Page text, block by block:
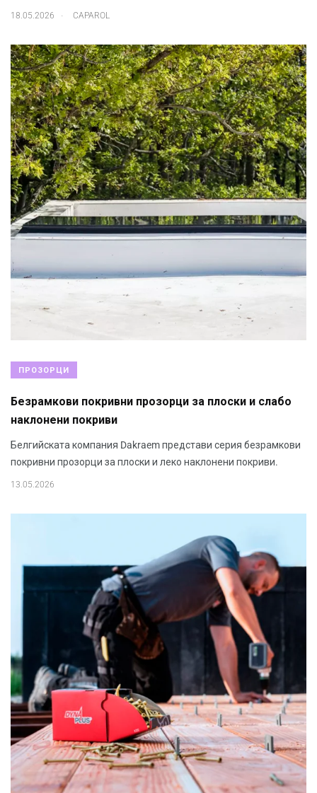
18.05.2026 . CAPAROL
ПРОЗОРЦИ
Безрамкови покривни прозорци за плоски и слабо
наклонени покриви
Белгийската компания Dakraem представи серия безрамкови
покривни прозорци за плоски и леко наклонени покриви.
13.05.2026